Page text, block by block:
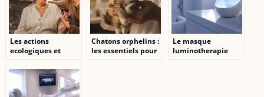
Les actions
ecologiques et
residence senior :
un engagement
pour l’avenir
Chatons orphelins :
les essentiels pour
Le masque
luminotherapie